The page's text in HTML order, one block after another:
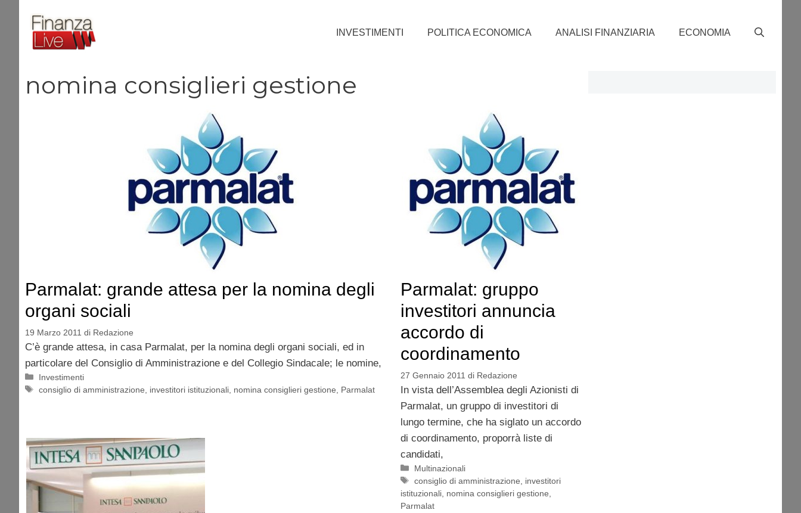
contenuto
INVESTIMENTI POLITICA ECONOMICA ANALISI FINANZIARIA ECONOMIA
nomina consiglieri gestione
Parmalat: grande attesa per la nomina degli
organi sociali
19 Marzo 2011 di Redazione
C’è grande attesa, in casa Parmalat, per la nomina degli organi sociali, ed in
particolare del Consiglio di Amministrazione e del Collegio Sindacale; le nomine,
Categorie
Investimenti
Tag
consiglio di amministrazione investitori istituzionali nomina consiglieri gestione Parmalat
Parmalat: gruppo
investitori annuncia
accordo di
coordinamento
27 Gennaio 2011 di Redazione
In vista dell’Assemblea degli Azionisti di
Parmalat, un gruppo di investitori di
lungo termine, che ha siglato un accordo
di coordinamento, proporrà liste di
candidati,
Categorie
Multinazionali
Tag
consiglio di amministrazione
investitori
istituzionali, nomina consiglieri gestione
Parmalat